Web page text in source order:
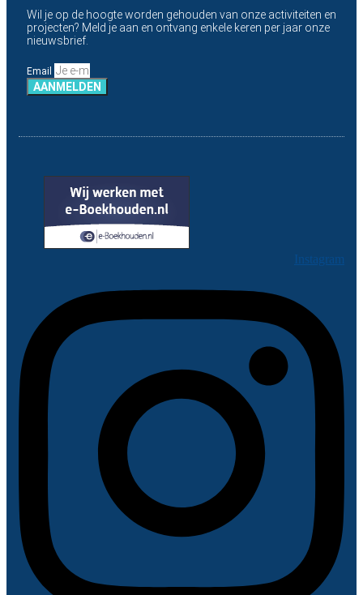
Wil je op de hoogte worden gehouden van onze activiteiten en
projecten? Meld je aan en ontvang enkele keren per jaar onze
nieuwsbrief.
Email
AANMELDEN
Instagram